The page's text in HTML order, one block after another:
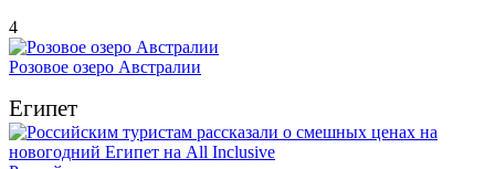
4
Розовое озеро Австралии
Египет